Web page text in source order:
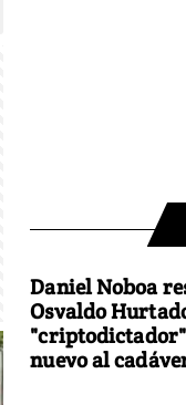
Daniel Noboa
Osvaldo
nuevo al